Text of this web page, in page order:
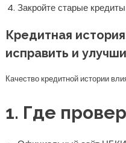
Закройте старые
Кредитная
исправить и
Качество кредитной истории
1. Где